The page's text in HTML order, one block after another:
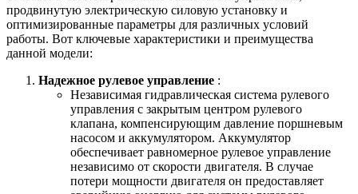
продвинутую электрическую силовую установку и
оптимизированные параметры для различных условий
работы. Вот ключевые характеристики и преимущества
данной модели:
Надежное рулевое управление :
Независимая гидравлическая система рулевого
управления с закрытым центром рулевого
клапана, компенсирующим давление поршневым
насосом и аккумулятором. Аккумулятор
обеспечивает равномерное рулевое управление
независимо от скорости двигателя. В случае
потери мощности двигателя он предоставляет